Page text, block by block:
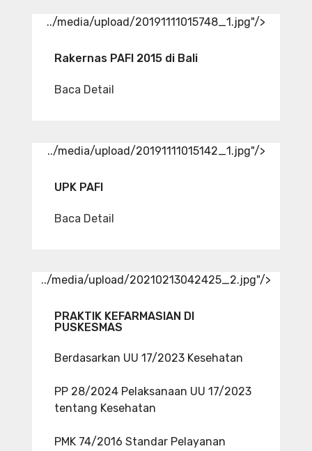
../media/upload/20191111015748_1.jpg"/>
Rakernas PAFI 2015 di Bali
Baca Detail
../media/upload/20191111015142_1.jpg"/>
UPK PAFI
Baca Detail
../media/upload/20210213042425_2.jpg"/>
PRAKTIK KEFARMASIAN DI
PUSKESMAS
Berdasarkan UU 17/2023 Kesehatan
PP 28/2024 Pelaksanaan UU 17/2023
tentang Kesehatan
PMK 74/2016 Standar Pelayanan